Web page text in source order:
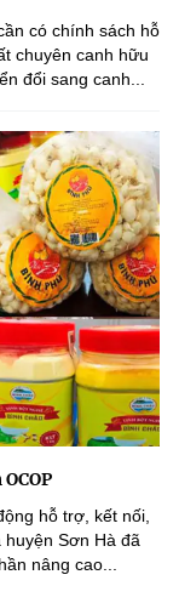
TP. Hà Nội
có chính sách hỗ
chuyên canh hữu
đổi sang canh...
hỗ trợ, kết nối,
Sơn Hà đã
nâng cao...